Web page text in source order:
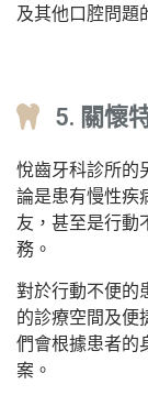
及其他口腔問題
5. 關懷
悅齒牙科診所的
論是患有慢性疾
友，甚至是行動
務。
對於行動不便的
的診療空間及便
們會根據患者的
案。